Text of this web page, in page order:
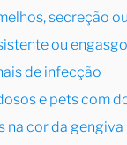
secreção
ou
de infecção
e pets com
na cor da gengiva